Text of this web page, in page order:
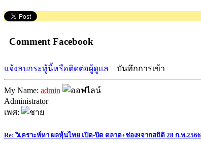
Comment Facebook
แจ้งลบกระทู้นี้หรือติดต่อผู้ดูแล บันทึกการเข้า
My Name: admin
Administrator
เพศ:
Re: วิเคราะห์หา ผลหุ้นไทย เปิด-ปิด ตลาด+ช่อง9จากสถิติ 28 ก.พ.2566